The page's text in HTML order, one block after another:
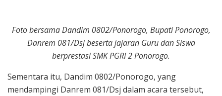
Foto bersama Dandim 0802/Ponorogo, Bupati Ponorogo,
Danrem 081/Dsj beserta jajaran Guru dan Siswa
berprestasi SMK PGRI 2 Ponorogo.
Sementara itu, Dandim 0802/Ponorogo, yang
mendampingi Danrem 081/Dsj dalam acara tersebut,